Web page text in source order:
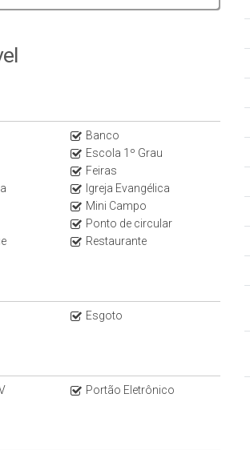
Banco
Escola 1º Grau
Feiras
Igreja Evangélica
Mini Campo
Ponto de circular
Restaurante
Esgoto
Portão Eletrônico